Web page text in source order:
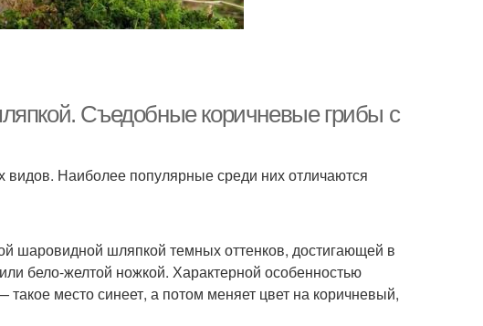
Съедобные коричневые грибы с
Наиболее популярные среди них отличаются
шаровидной шляпкой темных оттенков, достигающей в
бело-желтой ножкой. Характерной особенностью
место синеет, а потом меняет цвет на коричневый,